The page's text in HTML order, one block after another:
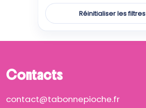
Réinitialiser les filtres
Contacts
contact@tabonnepioche.fr